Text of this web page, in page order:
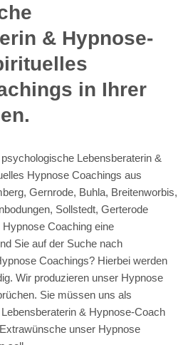
& Hypnose-
in Ihrer
Lebensberaterin &
Hypnose Coachings aus
Gernrode, Buhla, Breitenworbis,
Sollstedt, Gerterode
Coaching eine
Sie auf der Suche nach
Coachings? Hierbei werden
Wir produzieren unser Hypnose
Sie müssen uns als
& Hypnose-Coach
unser Hypnose